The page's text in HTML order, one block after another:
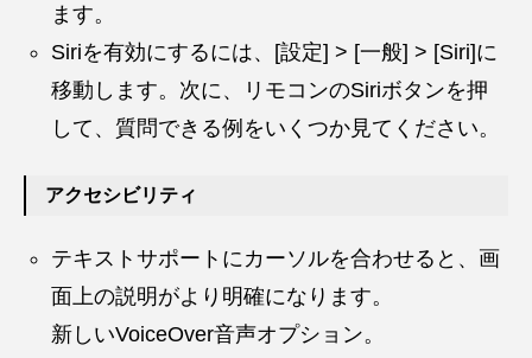
ます。
Siriを有効にするには、[設定] > [一般] > [Siri]に
移動します。次に、リモコンのSiriボタンを押
して、質問できる例をいくつか見てください。
アクセシビリティ
テキストサポートにカーソルを合わせると、画
面上の説明がより明確になります。
新しいVoiceOver音声オプション。